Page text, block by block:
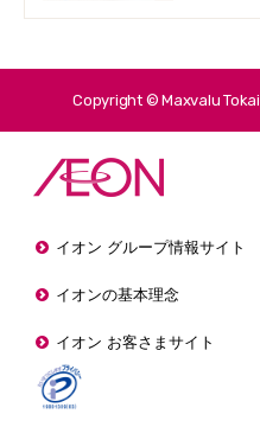
Copyright © Maxvalu
イオン グループ情報サイト
イオンの基本理念
イオン お客さまサイト